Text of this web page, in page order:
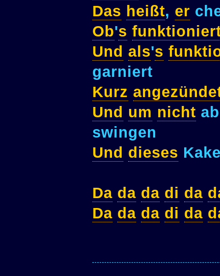
Das heißt, er
Ob's
Und als's
garniert
Kurz
Und um nicht
swingen
Und dieses
Da da da di da
Da da da di da